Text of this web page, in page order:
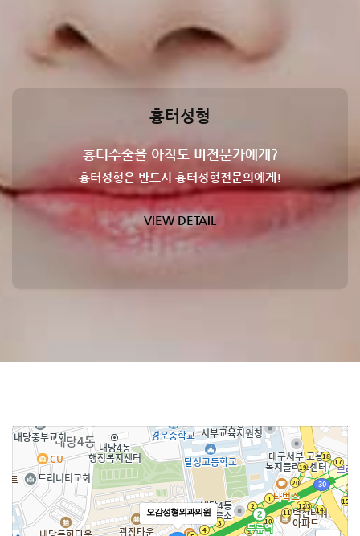
흉터성형
흉터수술을 아직도 비전문가에게?
흉터성형은 반드시 흉터성형전문의에게!
VIEW DETAIL
오감성형외과의원